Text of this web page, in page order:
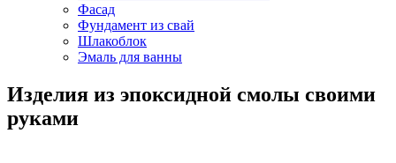
Фасад
Фундамент из свай
Шлакоблок
Эмаль для ванны
Изделия из эпоксидной смолы своими
руками